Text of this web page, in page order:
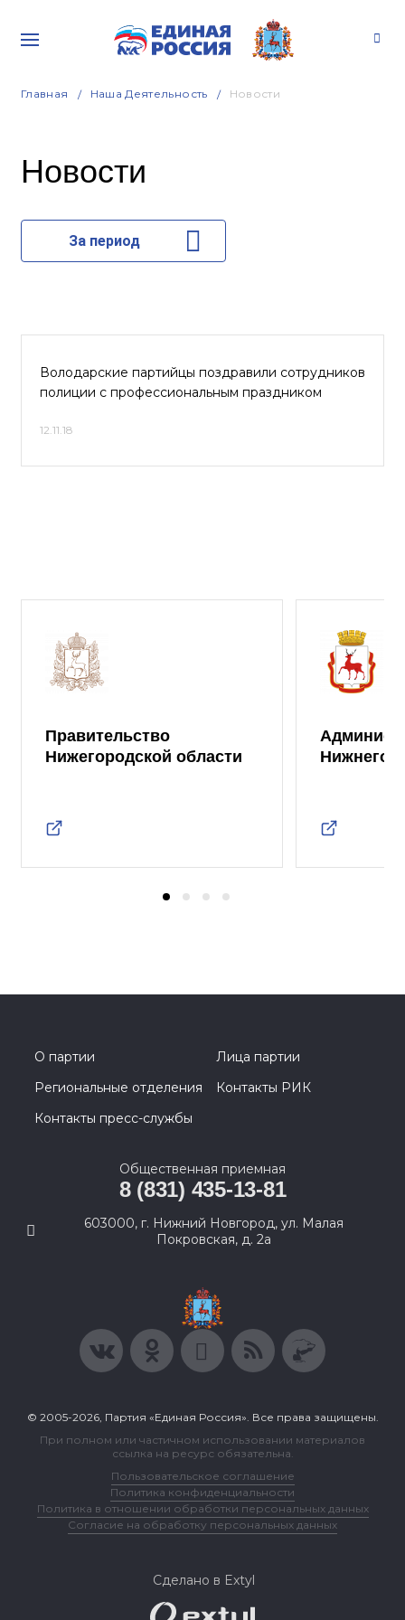
Главная Наша Деятельность Новости
Новости
За период
Володарские партийцы поздравили сотрудников
полиции с профессиональным праздником
12.11.18
Правительство
Нижегородской области
Нижнего
О партии
Лица партии
Региональные отделения
Контакты РИК
Контакты пресс-службы
Общественная приемная
8 (831) 435-13-81
603000, г. Нижний Новгород, ул. Малая
Покровская, д. 2а
© 2005-2026, Партия «Единая Россия». Все права защищены.
При полном или частичном использовании материалов
ссылка на ресурс обязательна.
Пользовательское соглашение
Политика конфиденциальности
Политика в отношении обработки персональных данных
Согласие на обработку персональных данных
Сделано в Extyl